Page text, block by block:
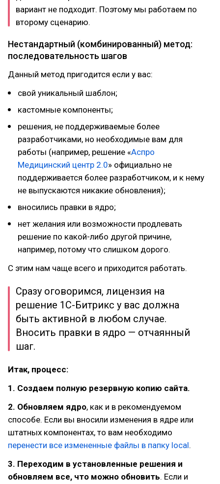
вариант не подходит. Поэтому мы работаем по
второму сценарию.
Нестандартный (комбинированный) метод:
последовательность шагов
Данный метод пригодится если у вас:
свой уникальный шаблон;
кастомные компоненты;
решения, не поддерживаемые более
разработчиками, но необходимые вам для
работы (например, решение «Аспро
Медицинский центр 2.0» официально не
поддерживается более разработчиком, и к нему
не выпускаются никакие обновления);
вносились правки в ядро;
нет желания или возможности продлевать
решение по какой-либо другой причине,
например, потому что слишком дорого.
С этим нам чаще всего и приходится работать.
Сразу оговоримся, лицензия на
решение 1С-Битрикс у вас должна
быть активной в любом случае.
Вносить правки в ядро — отчаянный
шаг.
Итак, процесс:
1. Создаем полную резервную копию сайта.
2. Обновляем ядро, как и в рекомендуемом
способе. Если вы вносили изменения в ядре или
штатных компонентах, то вам необходимо
перенести все измененные файлы в папку local.
3. Переходим в установленные решения и
обновляем все, что можно обновить. Если и